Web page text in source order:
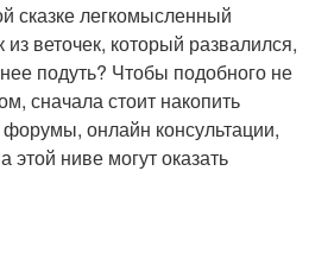
сказке легкомысленный
веточек, который развалился,
подуть? Чтобы подобного не
сначала стоит накопить
форумы, онлайн консультации,
ниве могут оказать